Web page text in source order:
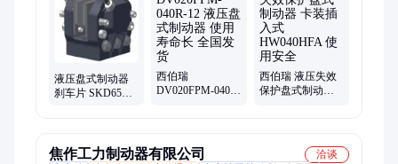
液压盘式制动器
刹车片 SKD65直
西伯瑞
DV020FPM-040R-
西伯瑞 液压失效
保护盘式制动器
焦作工力制动器有限公司
洽谈